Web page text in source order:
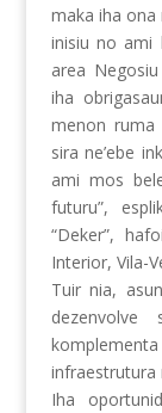
maka iha
inisiu no ami
area
iha
menon ruma
sira ne’ebe
ami mos
futuru”,
“Deker”,
Interior, Vila-
Tuir nia,
dezenvolve
infraestrutura
Iha